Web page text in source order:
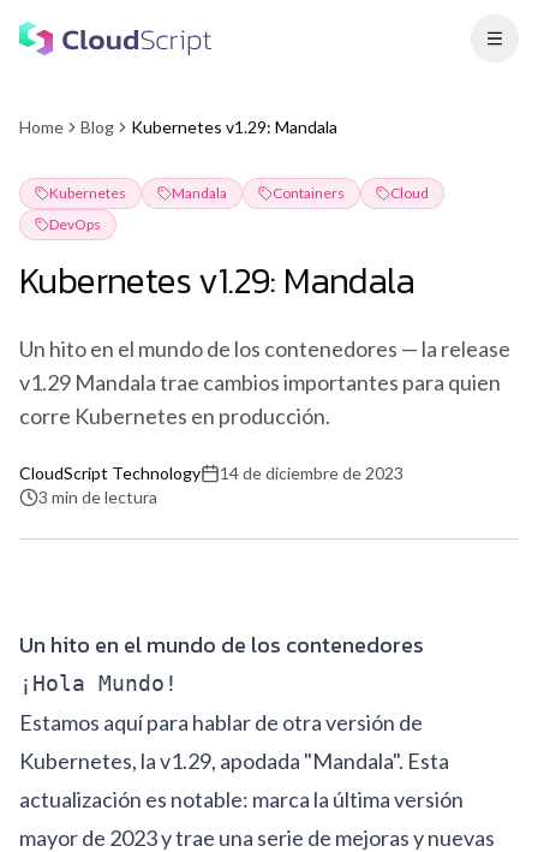
Home Blog Kubernetes v1.29: Mandala
Kubernetes Mandala Containers
Cloud
DevOps
Kubernetes v1.29: Mandala
Un hito en el mundo de los contenedores — la release
v1.29 Mandala trae cambios importantes para quien
corre Kubernetes en producción.
CloudScript Technology
14 de diciembre de 2023
3 min de lectura
Un hito en el mundo de los contenedores
¡Hola Mundo!
Estamos aquí para hablar de otra versión de
Kubernetes, la v1.29, apodada "Mandala". Esta
actualización es notable: marca la última versión
mayor de 2023 y trae una serie de mejoras y nuevas